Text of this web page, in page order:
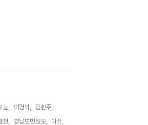
늪, 이명박,
김훤주,
천, 경남도민일보,
마산,